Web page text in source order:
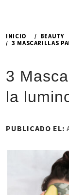
INICIO
BEAUTY
3 MASCARILLAS
3
la
PUBLICADO EL: